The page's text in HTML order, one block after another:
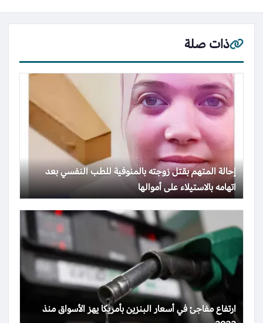
ذات صلة
إحالة المتهم بقتل زوجته بالمنوفية للطب النفسي بعد
اتهامه بالاستيلاء على أموالها
ارتفاع مفاجئ في أسعار البنزين بأمريكا يهز الأسواق منذ